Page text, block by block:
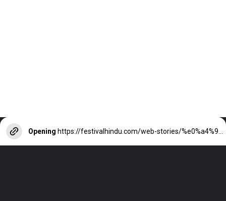
Opening https://festivalhindu.com/web-stories/%e0%a4%95%e0%a4%af-%e0%a4%b8%e0%a4%9a-%e0%a4%ae-%e0%a4%ad%e0%a4%97%e0%a4%b5%e0%a4%a8-%e0%a4%b9-%e0%a4%aa%e0%a4%b0%e0%a4%ae%e0%a4%a8%e0%a4%a6-%e0%a4%9c-%e0%a4%ae%e0%a4%b9%e0%a4%b0%e0%a4%9c-%e0%a4%a8-e/